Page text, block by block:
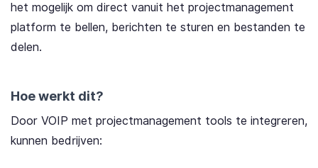
het mogelijk om direct vanuit het projectmanagement
platform te bellen, berichten te sturen en bestanden te
delen.
Hoe werkt dit?
Door VOIP met projectmanagement tools te integreren,
kunnen bedrijven: